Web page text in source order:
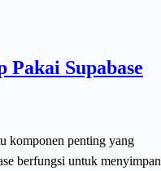
Pakai Supabase
komponen penting yang
berfungsi untuk menyimpan